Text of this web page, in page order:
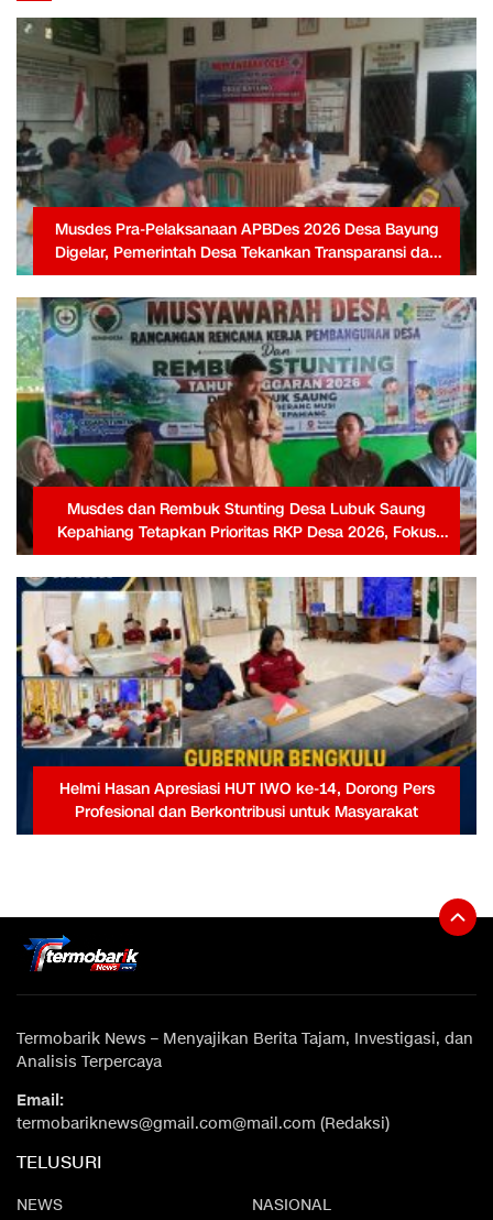
Musdes Pra-Pelaksanaan APBDes 2026 Desa Bayung
Digelar, Pemerintah Desa Tekankan Transparansi dan
Partisipasi Warga
Musdes dan Rembuk Stunting Desa Lubuk Saung
Kepahiang Tetapkan Prioritas RKP Desa 2026, Fokus
Infrastruktur dan Penurunan Stunting
Helmi Hasan Apresiasi HUT IWO ke-14, Dorong Pers
Profesional dan Berkontribusi untuk Masyarakat
Termobarik News – Menyajikan Berita Tajam, Investigasi, dan
Analisis Terpercaya
Email:
termobariknews@gmail.com@mail.com (Redaksi)
TELUSURI
NEWS NASIONAL